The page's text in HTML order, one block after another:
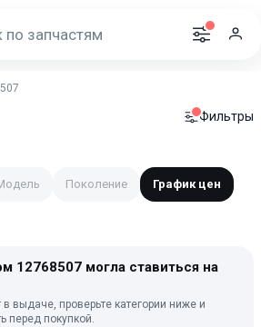
Фильтры
Поколение График цен
12768507 могла ставиться на
выдаче, проверьте категории ниже и
перед покупкой.